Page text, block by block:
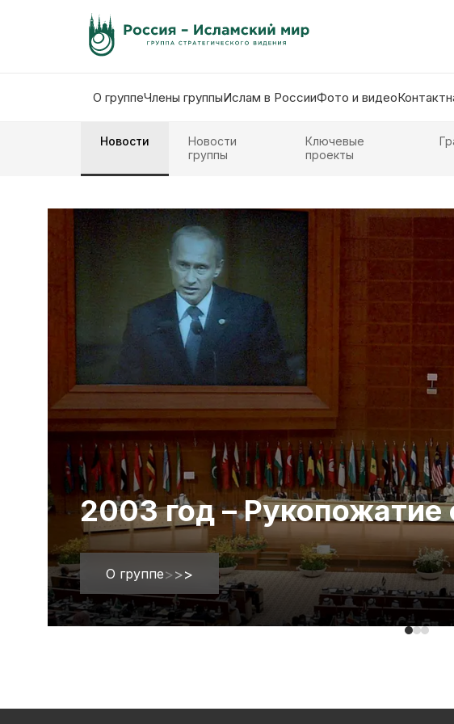
О группеЧлены группыИслам в РоссииФото и видео
Новости
Новости
группы
Ключевые
проекты
2003 год –
О группе>>>